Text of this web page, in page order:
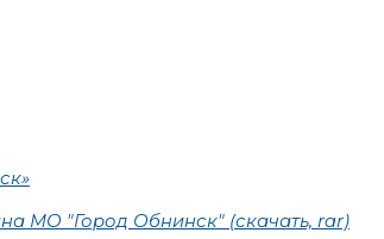
МО "Город Обнинск" (скачать, rar)